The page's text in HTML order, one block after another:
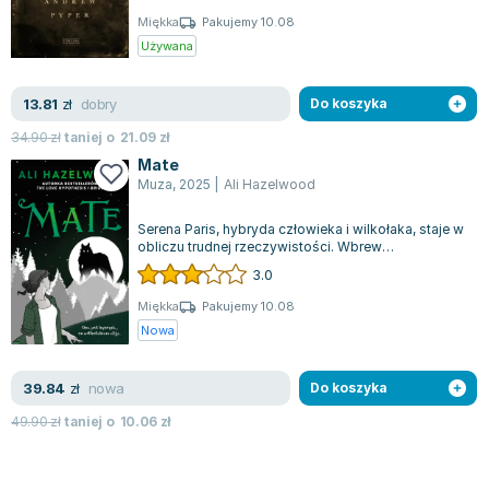
Miękka
Pakujemy 10.08
Używana
13.81 zł dobry
34.90złtaniej o 21.09 zł
Do koszyka
Mate
Muza, 2025 Ali Hazelwood
Serena Paris, hybryda człowieka i wilkołaka, staje w
obliczu trudnej rzeczywistości. Wbrew
oczekiwaniom, które pokładano w stworze...
3.0
Miękka
Pakujemy 10.08
Nowa
39.84 zł nowa
49.90złtaniej o 10.06 zł
Do koszyka